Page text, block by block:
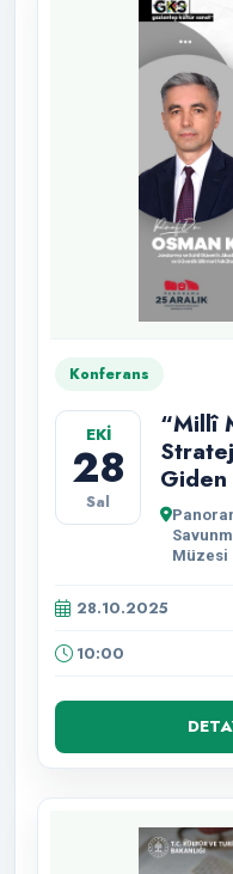
Konferans
EKİ
28
Sal
“Millî
Giden
Müzesi
28.10.2025
10:00